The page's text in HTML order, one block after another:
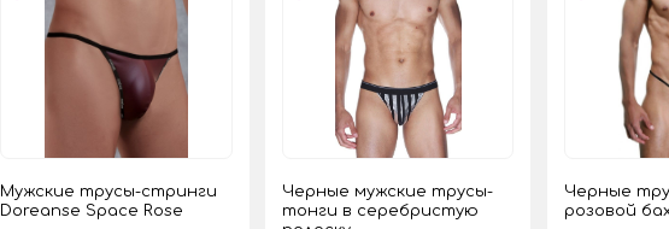
Мужские трусы-стринги
Doreanse Space Rose
Черные мужские трусы-
тонги в серебристую
Черные
розовой